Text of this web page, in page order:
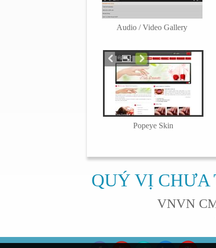
Audio / Video Gallery
Popeye Skin
QUÝ VỊ CHƯA
VNVN